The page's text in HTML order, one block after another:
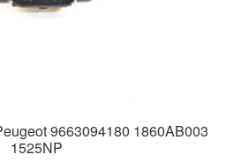
9663094180 1860AB003
1525NP